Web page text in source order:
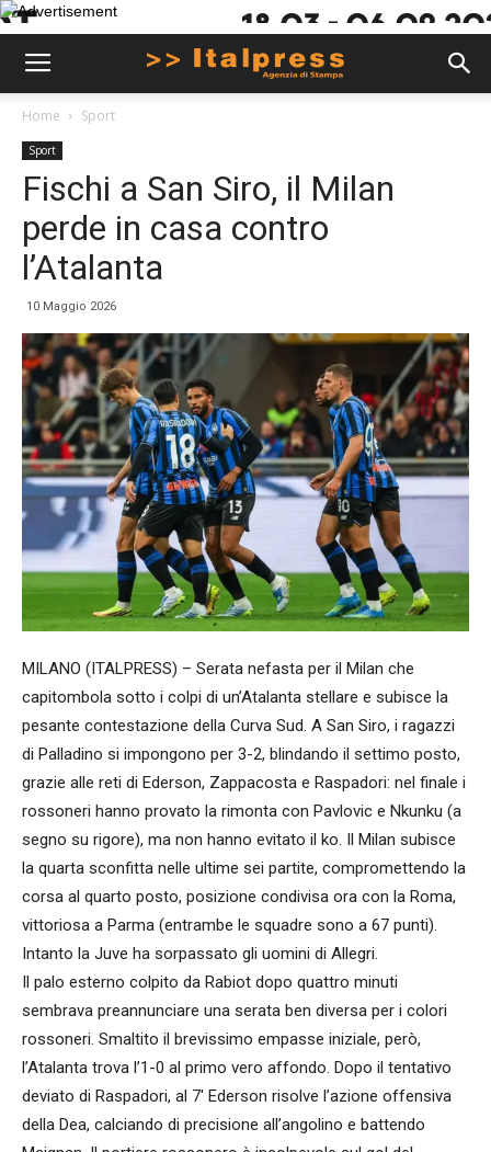
Home Sport
Sport
Fischi a San Siro, il Milan
perde in casa contro
l’Atalanta
10 Maggio 2026
MILANO (ITALPRESS) – Serata nefasta per il Milan che
capitombola sotto i colpi di un’Atalanta stellare e subisce la
pesante contestazione della Curva Sud. A San Siro, i ragazzi
di Palladino si impongono per 3-2, blindando il settimo posto,
grazie alle reti di Ederson, Zappacosta e Raspadori: nel finale i
rossoneri hanno provato la rimonta con Pavlovic e Nkunku (a
segno su rigore), ma non hanno evitato il ko. Il Milan subisce
la quarta sconfitta nelle ultime sei partite, compromettendo la
corsa al quarto posto, posizione condivisa ora con la Roma,
vittoriosa a Parma (entrambe le squadre sono a 67 punti).
Intanto la Juve ha sorpassato gli uomini di Allegri.
Il palo esterno colpito da Rabiot dopo quattro minuti
sembrava preannunciare una serata ben diversa per i colori
rossoneri. Smaltito il brevissimo empasse iniziale, però,
l’Atalanta trova l’1-0 al primo vero affondo. Dopo il tentativo
deviato di Raspadori, al 7′ Ederson risolve l’azione offensiva
della Dea, calciando di precisione all’angolino e battendo